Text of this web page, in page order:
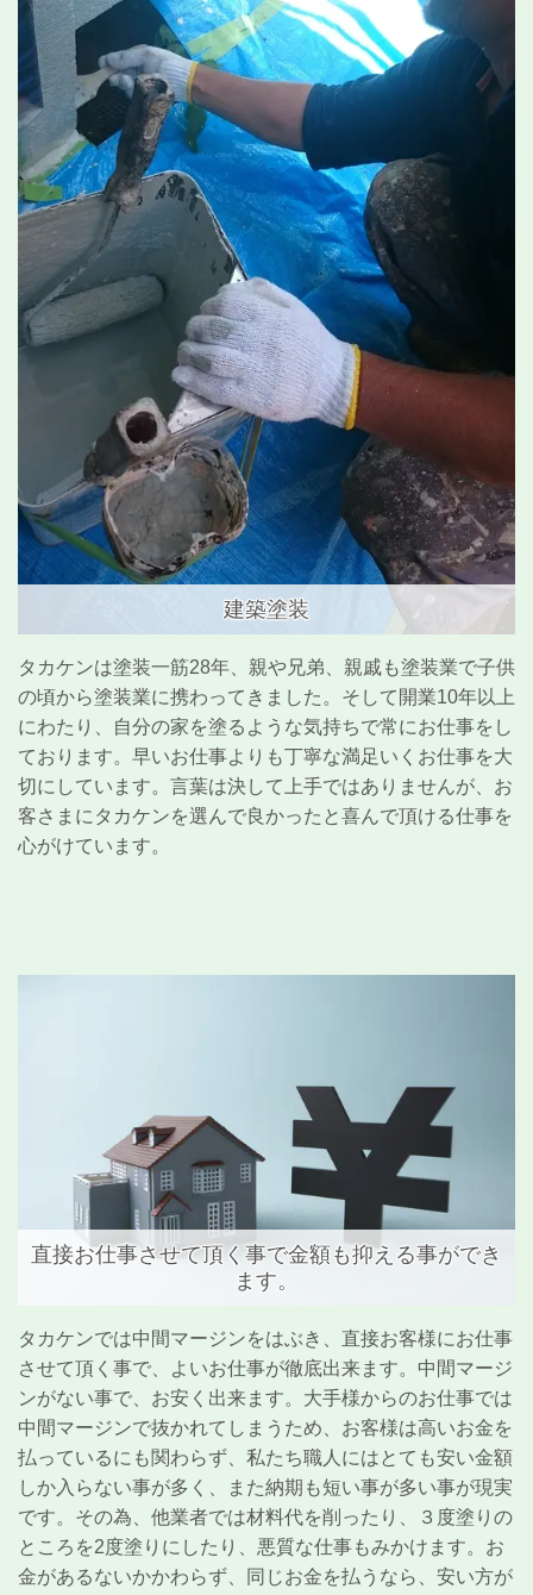
建築塗装
タカケンは塗装一筋28年、親や兄弟、親戚も塗装業で子供
の頃から塗装業に携わってきました。そして開業10年以上
にわたり、自分の家を塗るような気持ちで常にお仕事をし
ております。早いお仕事よりも丁寧な満足いくお仕事を大
切にしています。言葉は決して上手ではありませんが、お
客さまにタカケンを選んで良かったと喜んで頂ける仕事を
心がけています。
直接お仕事させて頂く事で金額も抑える事ができ
ます。
タカケンでは中間マージンをはぶき、直接お客様にお仕事
させて頂く事で、よいお仕事が徹底出来ます。中間マージ
ンがない事で、お安く出来ます。大手様からのお仕事では
中間マージンで抜かれてしまうため、お客様は高いお金を
払っているにも関わらず、私たち職人にはとても安い金額
しか入らない事が多く、また納期も短い事が多い事が現実
です。その為、他業者では材料代を削ったり、３度塗りの
ところを2度塗りにしたり、悪質な仕事もみかけます。お
金があるないかかわらず、同じお金を払うなら、安い方が